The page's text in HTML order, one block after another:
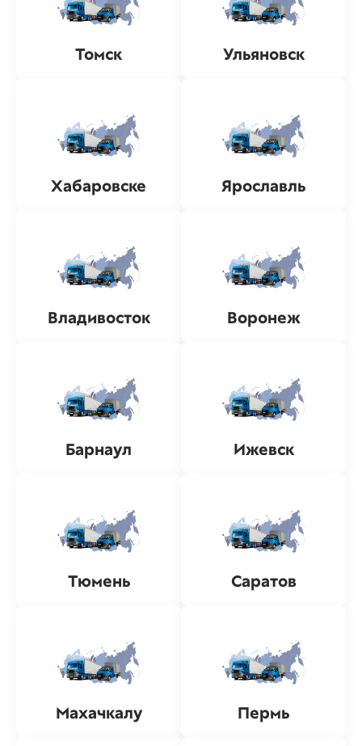
Томск Ульяновск
Хабаровске Ярославль
Владивосток Воронеж
Барнаул Ижевск
Тюмень Саратов
Махачкалу Пермь